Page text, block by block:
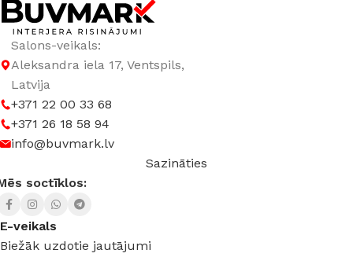
Salons-veikals:
Aleksandra iela 17, Ventspils,
Latvija
+371 22 00 33 68
+371 26 18 58 94
info@buvmark.lv
Sazināties
soctīklos:
E-veikals
Biežāk uzdotie jautājumi